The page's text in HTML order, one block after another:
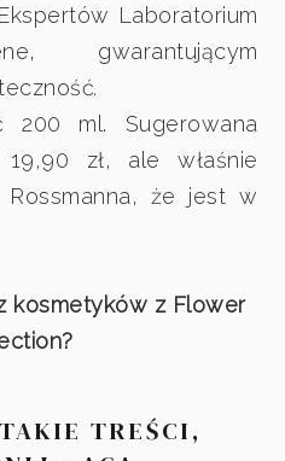
Laboratorium
gwarantującym
.
200 ml. Sugerowana
zł, ale właśnie
Rossmanna, że jest w
kosmetyków z Flower
TREŚCI,